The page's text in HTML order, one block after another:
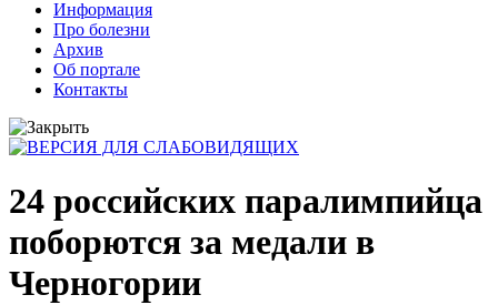
Информация
Про болезни
Архив
Об портале
Контакты
24 российских паралимпийца
поборются за медали в
Черногории